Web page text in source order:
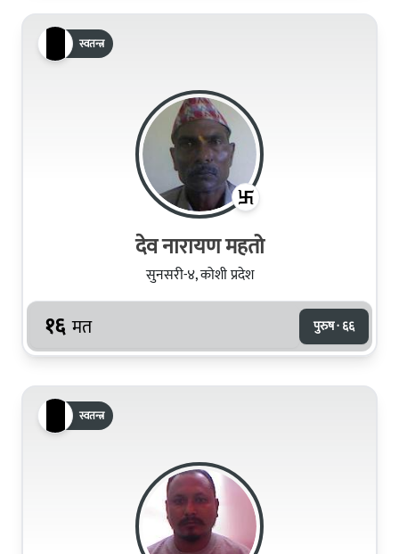
स्वतन्त्र
देव नारायण महतो
सुनसरी-४, कोशी प्रदेश
१६ मत पुरुष · ६६
स्वतन्त्र